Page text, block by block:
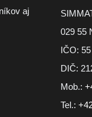
aj
029 55
IČO:
DIČ:
Mob.:
Tel.: